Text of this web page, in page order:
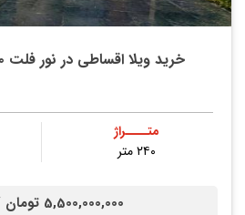
خرید ویلا اقساطی در نور فلت ۱۳۰ متر بنا جنگلی
متــــراژ
۲۴۰ متر
5,500,000,000 تومان /